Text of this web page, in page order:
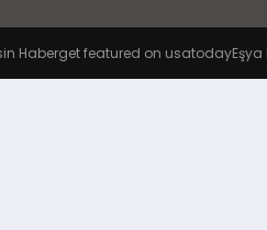
Haberget featured on usatoday